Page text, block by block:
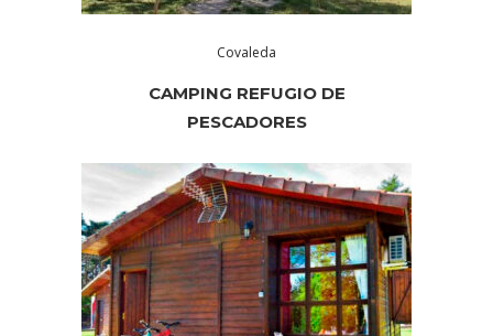
Covaleda
CAMPING REFUGIO DE
PESCADORES